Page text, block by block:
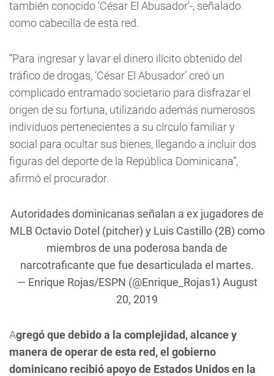
también conocido ‘César El Abusador’-, señalado
como cabecilla de esta red.
“Para ingresar y lavar el dinero ilícito obtenido del
tráfico de drogas, ‘César El Abusador’ creó un
complicado entramado societario para disfrazar el
origen de su fortuna, utilizando además numerosos
individuos pertenecientes a su círculo familiar y
social para ocultar sus bienes, llegando a incluir dos
figuras del deporte de la República Dominicana”,
afirmó el procurador.
Autoridades dominicanas señalan a ex jugadores de
MLB Octavio Dotel (pitcher) y Luis Castillo (2B) como
miembros de una poderosa banda de
narcotraficante que fue desarticulada el martes.
— Enrique Rojas/ESPN (@Enrique_Rojas1) August
20, 2019
Agregó que debido a la complejidad, alcance y
manera de operar de esta red, el gobierno
dominicano recibió apoyo de Estados Unidos en la